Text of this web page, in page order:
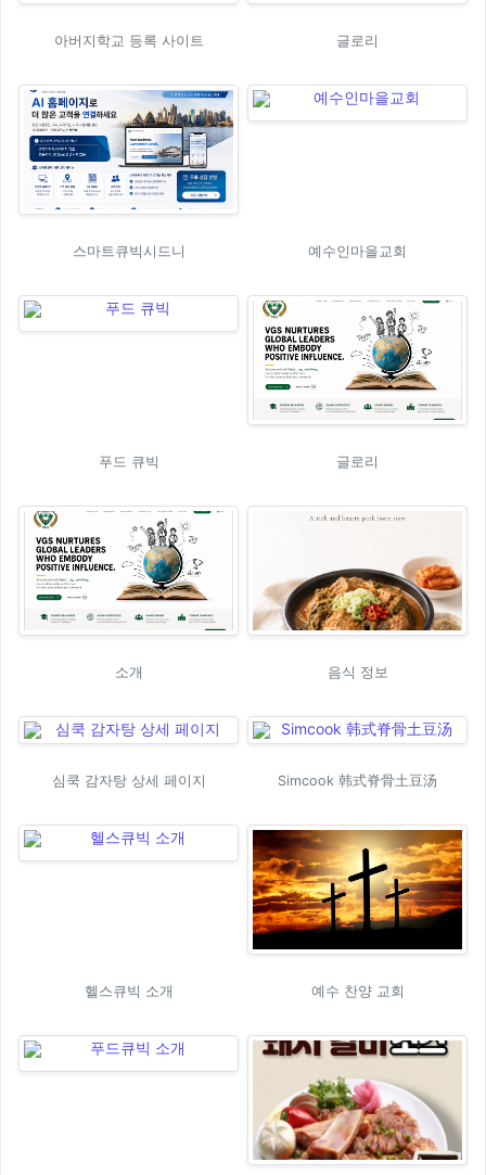
아버지학교 등록 사이트 글로리
스마트큐빅시드니 예수인마을교회
푸드 큐빅 글로리
소개 음식 정보
심쿡 감자탕 상세 페이지 Simcook 韩式脊骨土豆汤
헬스큐빅 소개 예수 찬양 교회